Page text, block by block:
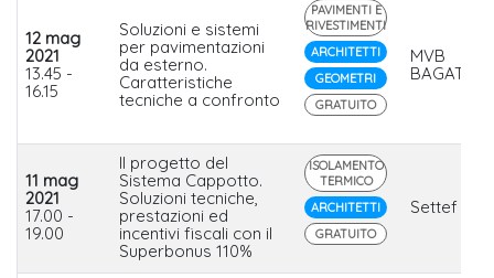
12 mag
2021
13.45 -
16.15
Soluzioni e sistemi
per pavimentazioni
da esterno.
Caratteristiche
tecniche a confronto
PAVIMENTI E
RIVESTIMENTI
ARCHITETTI
GEOMETRI
GRATUITO
MVB
BAGATTINI
11 mag
2021
17.00 -
19.00
Il progetto del
Sistema Cappotto.
Soluzioni tecniche,
prestazioni ed
incentivi fiscali con il
Superbonus 110%
ISOLAMENTO
TERMICO
ARCHITETTI
GRATUITO
Settef